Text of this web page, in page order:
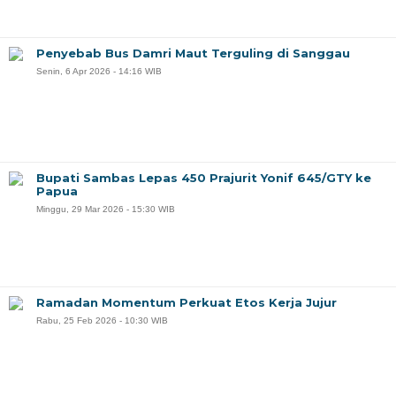
Penyebab Bus Damri Maut Terguling di Sanggau
Senin, 6 Apr 2026 - 14:16 WIB
Bupati Sambas Lepas 450 Prajurit Yonif 645/GTY ke
Papua
Minggu, 29 Mar 2026 - 15:30 WIB
Ramadan Momentum Perkuat Etos Kerja Jujur
Rabu, 25 Feb 2026 - 10:30 WIB